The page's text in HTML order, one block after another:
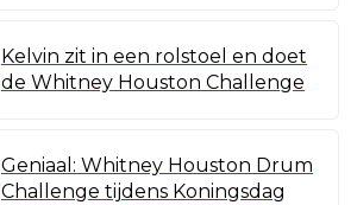
Kelvin zit in een rolstoel en doet
de Whitney Houston Challenge
Geniaal: Whitney Houston Drum
Challenge tijdens Koningsdag